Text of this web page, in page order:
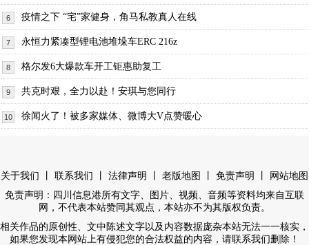
6 疫情之下 “宅”家健身，角马私教真人在线
7 永恒力紧凑型锂电池堆垛车ERC 216z
8 格尔发6大爆款车开工钜惠助复工
9 共克时艰，全力以赴！安琪与您同行
10 徐闻火了！被多家媒体、微博大V点赞暖心
关于我们 联系我们 法律声明 老版地图 免责声明 网站地图
免责声明：四川信息港所有文字、图片、视频、音频等资料均来自互联
网，不代表本站赞同其观点，本站亦不为其版权负责。
相关作品的原创性、文中陈述文字以及内容数据庞杂本站无法一一核实，
如果您发现本网站上有侵犯您的合法权益的内容，请联系我们删除！